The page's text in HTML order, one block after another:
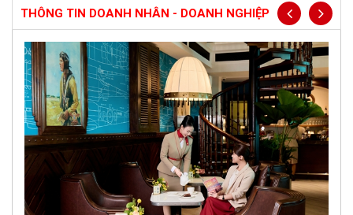
THÔNG TIN DOANH NHÂN - DOANH NGHIỆP